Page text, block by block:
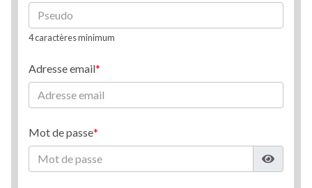
4 caractères minimum
Adresse email
Mot de passe